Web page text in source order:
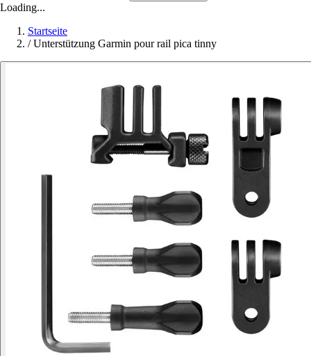
Loading...
Startseite
/ Unterstützung Garmin pour rail pica tinny